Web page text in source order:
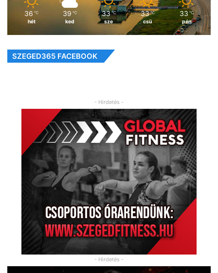
36 ℃
hét
39 ℃
ked
33 ℃
sze
33 ℃
csü
33 ℃
pén
SZEGED365 FACEBOOK
- Hirdetés -
- Hirdetés -